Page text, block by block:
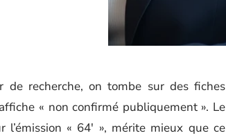
recherche, on tombe sur des fiches
« non confirmé publiquement ». Le
« 64′ », mérite mieux que ce